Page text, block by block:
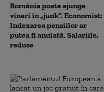
România poate ajunge
vineri în „junk”. Economist:
Indexarea pensiilor ar
putea fi anulată. Salariile,
reduse